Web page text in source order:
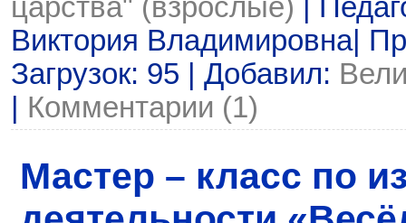
царства" (взрослые) |
Виктория Владимировна|
Загрузок: 95 | Добавил:
Комментарии (1)
Мастер – класс по